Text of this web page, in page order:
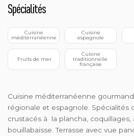
Spécialités
méditerranéenne espagnole
Fruits de mer traditionnelle
française
Cuisine méditerranéenne
régionale et espagnole. Spécialités
crustacés à la plancha,
bouillabaisse. Terrasse avec vue